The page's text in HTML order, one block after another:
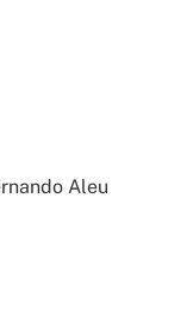
Aleu